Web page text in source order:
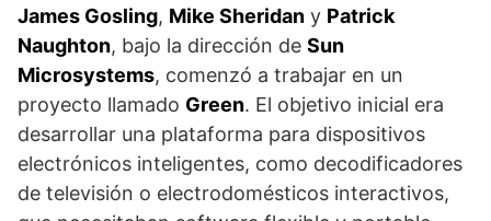
James Gosling, Mike Sheridan y Patrick
Naughton, bajo la dirección de Sun
Microsystems, comenzó a trabajar en un
proyecto llamado Green. El objetivo inicial era
desarrollar una plataforma para dispositivos
electrónicos inteligentes, como decodificadores
de televisión o electrodomésticos interactivos,